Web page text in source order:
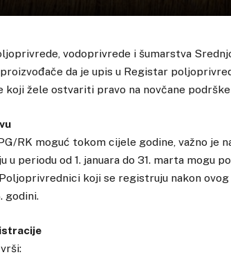
vodoprivrede i šumarstva
da je upis u Registar
koji žele ostvariti pravo na novčane
RK moguć tokom cijele godine, važno je
u periodu od 1. januara do 31. marta mogu
koji se registruju nakon
godini.